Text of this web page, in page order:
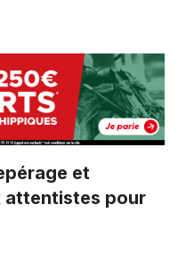
et
attentistes pour